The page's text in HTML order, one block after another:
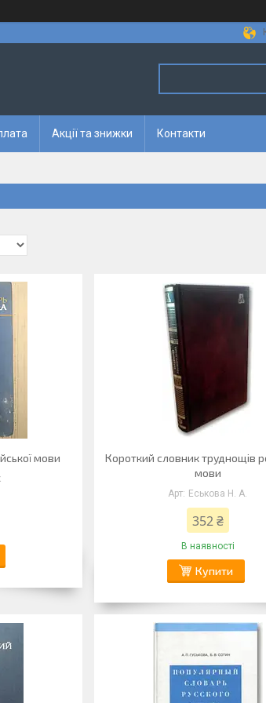
Акції та знижки Контакти
мови
Короткий словник труднощів
мови
Еськова Н. А.
352 ₴
В наявності
Купити